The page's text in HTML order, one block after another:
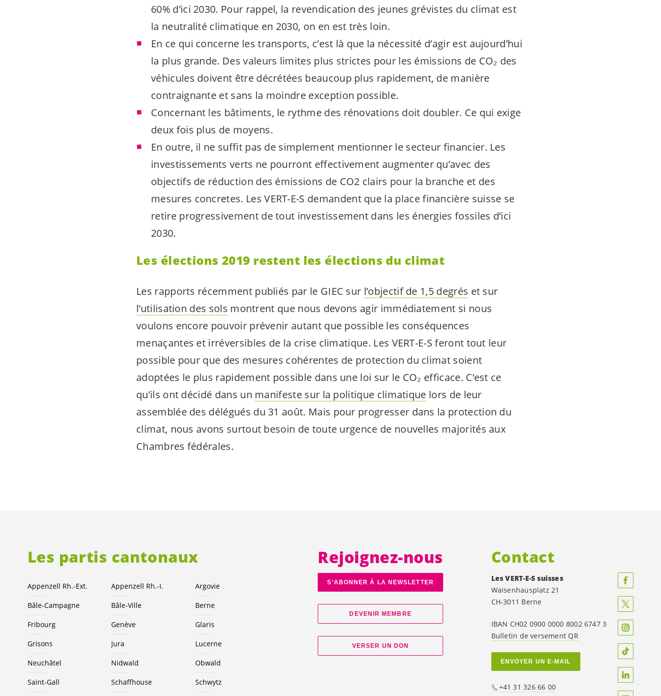
60% d’ici 2030. Pour rappel, la revendication des jeunes grévistes du climat est
la neutralité climatique en 2030, on en est très loin.
En ce qui concerne les transports, c’est là que la nécessité d’agir est aujourd’hui
la plus grande. Des valeurs limites plus strictes pour les émissions de CO₂ des
véhicules doivent être décrétées beaucoup plus rapidement, de manière
contraignante et sans la moindre exception possible.
Concernant les bâtiments, le rythme des rénovations doit doubler. Ce qui exige
deux fois plus de moyens.
En outre, il ne suffit pas de simplement mentionner le secteur financier. Les
investissements verts ne pourront effectivement augmenter qu’avec des
objectifs de réduction des émissions de CO2 clairs pour la branche et des
mesures concretes. LesVERT-E-S demandent que la place financière suisse se
retire progressivement de tout investissement dans les énergies fossiles d’ici
2030.
Les élections 2019 restent les élections du climat
Les rapports récemment publiés par le GIEC sur l’objectif de 1,5 degrés et sur
l’utilisation des sols montrent que nous devons agir immédiatement si nous
voulons encore pouvoir prévenir autant que possible les conséquences
menaçantes et irréversibles de la crise climatique. Les VERT-E-S feront tout leur
possible pour que des mesures cohérentes de protection du climat soient
adoptées le plus rapidement possible dans une loi sur le CO₂ efficace. C’est ce
qu’ils ont décidé dans un manifeste sur la politique climatique lors de leur
assemblée des délégués du 31 août. Mais pour progresser dans la protection du
climat, nous avons surtout besoin de toute urgence de nouvelles majorités aux
Chambres fédérales.
Les partis cantonaux
Appenzell Rh.-Ext. Appenzell Rh.-I. Argovie
Bâle-Campagne Bâle-Ville Berne
Fribourg Genève Glaris
Grisons Jura Lucerne
Neuchâtel Nidwald Obwald
Saint-Gall Schaffhouse Schwytz
Rejoignez-nous
S’ABONNER À LA NEWSLETTER
DEVENIR MEMBRE
VERSER UN DON
Contact
LesVERT-E-S suisses
Waisenhausplatz 21
CH-3011 Berne
IBAN CH02 0900 0000 8002 6747 3
Bulletin de versement QR
ENVOYER UN E-MAIL
+41 31 326 66 00